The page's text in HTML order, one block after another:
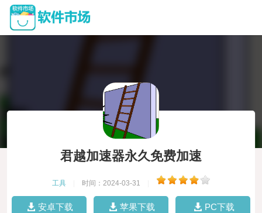
君越加速器永久免费加速
工具 时间：2024-03-31
安卓下载 苹果下载 PC下载